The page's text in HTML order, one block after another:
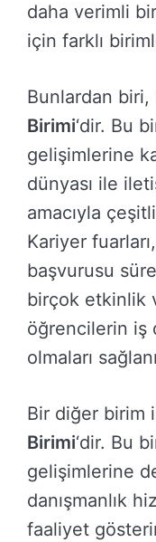
daha verimli
için farklı
Bunlardan biri,
Birimi‘dir. Bu
gelişimlerine
dünyası ile
amacıyla
Kariyer
başvurusu
birçok etkinlik
öğrencilerin iş
olmaları
Bir diğer birim
Birimi‘dir. Bu
gelişimlerine
danışmanlık
faaliyet